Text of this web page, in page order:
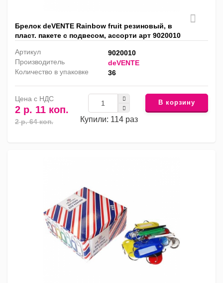
Брелок deVENTE Rainbow fruit резиновый, в
пласт. пакете с подвесом, ассорти арт 9020010
Артикул
9020010
Производитель
deVENTE
Количество в упаковке
36
Цена с НДС
2 р. 11 коп.
2 р. 64 коп. Купили: 114 раз
В корзину